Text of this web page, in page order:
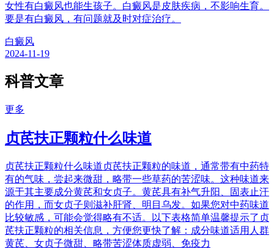
女性有白癜风也能生孩子。白癜风是皮肤疾病，不影响生育。
要是有白癜风，有问题就及时对症治疗。
白癜风
2024-11-19
科普文章
更多
贞芪扶正颗粒什么味道
贞芪扶正颗粒什么味道贞芪扶正颗粒的味道，通常带有中药特
有的气味，尝起来微甜，略带一些草药的苦涩味。这种味道来
源于其主要成分黄芪和女贞子。黄芪具有补气升阳、固表止汗
的作用，而女贞子则滋补肝肾、明目乌发。如果您对中药味道
比较敏感，可能会觉得略有不适。以下表格简单温馨提示了贞
芪扶正颗粒的相关信息，方便您更快了解：成分味道适用人群
黄芪、女贞子微甜、略带苦涩体质虚弱、免疫力